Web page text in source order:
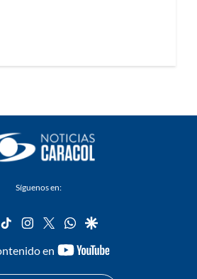
Síguenos en:
tiktok instagram
twitterwhatsapp
google
en
youtube-